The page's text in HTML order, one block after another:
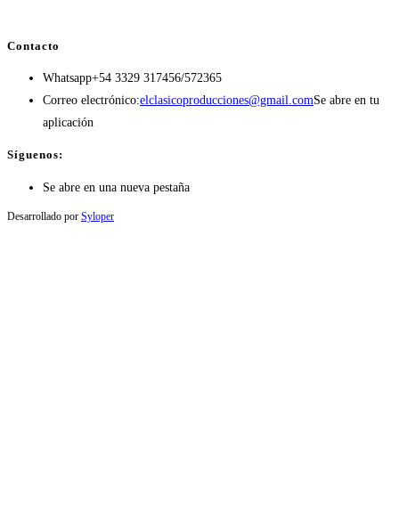
Contacto
Whatsapp+54 3329 317456/572365
Correo electrónico:elclasicoproducciones@gmail.comSe abre en tu
aplicación
Síguenos:
Se abre en una nueva pestaña
Desarrollado por Syloper